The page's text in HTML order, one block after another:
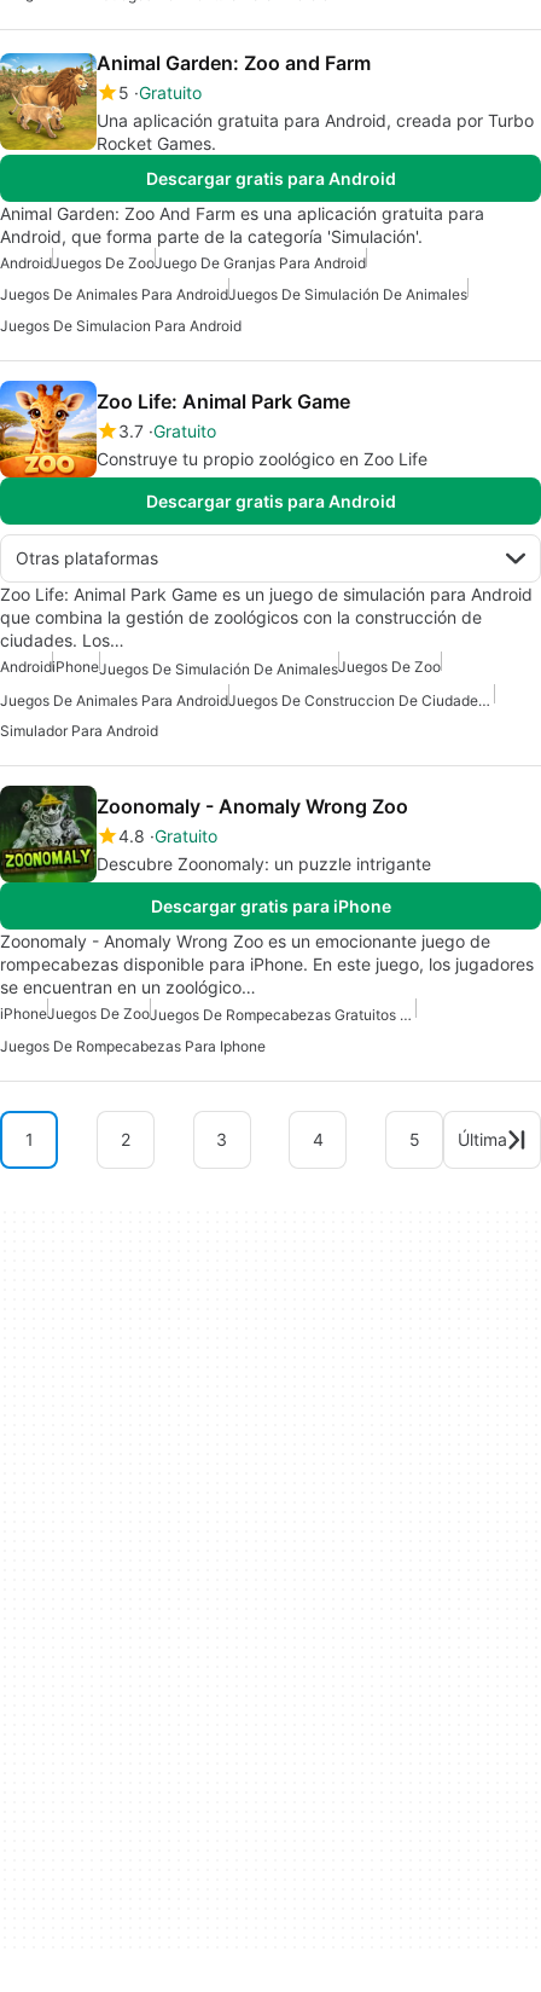
Animal Garden: Zoo and Farm
5 Gratuito
Una aplicación gratuita para Android, creada por Turbo
Rocket Games.
Descargar gratis para Android
Animal Garden: Zoo And Farm es una aplicación gratuita para
Android, que forma parte de la categoría 'Simulación'.
AndroidJuegos De ZooJuego De Granjas Para Android
Juegos De Animales Para AndroidJuegos De Simulación De Animales
Juegos De Simulacion Para Android
Zoo Life: Animal Park Game
3.7 Gratuito
Construye tu propio zoológico en Zoo Life
Descargar gratis para Android
Otras plataformas
Zoo Life: Animal Park Game es un juego de simulación para Android
que combina la gestión de zoológicos con la construcción de
ciudades. Los…
AndroidiPhoneJuegos De Simulación De AnimalesJuegos De Zoo
Juegos De Animales Para Android
Juegos De Construccion De Ciudades Para Android
Simulador Para Android
Zoonomaly - Anomaly Wrong Zoo
4.8 Gratuito
Descubre Zoonomaly: un puzzle intrigante
Descargar gratis para iPhone
Zoonomaly - Anomaly Wrong Zoo es un emocionante juego de
rompecabezas disponible para iPhone. En este juego, los jugadores
se encuentran en un zoológico…
iPhoneJuegos De Zoo
Juegos De Rompecabezas Gratuitos Para Iphone
Juegos De Rompecabezas Para Iphone
1 2 3 4 5 Última